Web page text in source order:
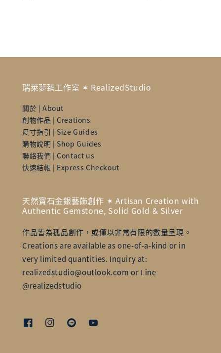
瑞萊夢臻工作室 ✶ RealizedStudio
關於 | About
創物作品 | Creations
尺寸指引 | Size Guides
購物說明 | Shop Guides
聯絡我們 | Contact us
快速結帳 | Express Checkout
天然寶石金銀藝飾創作 ✶ Artisan Creation with
Authentic Gemstone, Solid Gold & Silver
作品皆為孤品創作，或僅以非常有限的數量呈現。
Creations are available as one-of-a-kind or in
very limited quantities. Inquiry at:
realizedstudio@outlook.com or Line
@realizedstudio